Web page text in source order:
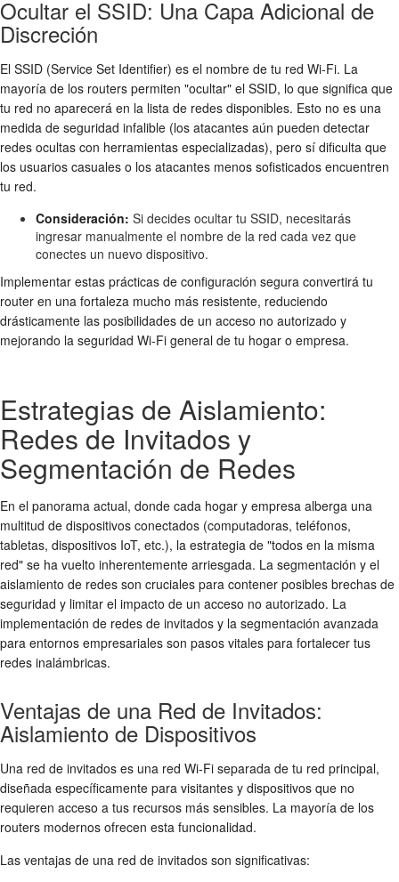
Ocultar el SSID: Una Capa Adicional de
Discreción
El SSID (Service Set Identifier) es el nombre de tu red Wi-Fi. La
mayoría de los routers permiten "ocultar" el SSID, lo que significa que
tu red no aparecerá en la lista de redes disponibles. Esto no es una
medida de seguridad infalible (los atacantes aún pueden detectar
redes ocultas con herramientas especializadas), pero sí dificulta que
los usuarios casuales o los atacantes menos sofisticados encuentren
tu red.
Consideración: Si decides ocultar tu SSID, necesitarás
ingresar manualmente el nombre de la red cada vez que
conectes un nuevo dispositivo.
Implementar estas prácticas de configuración segura convertirá tu
router en una fortaleza mucho más resistente, reduciendo
drásticamente las posibilidades de un acceso no autorizado y
mejorando la seguridad Wi-Fi general de tu hogar o empresa.
Estrategias de Aislamiento:
Redes de Invitados y
Segmentación de Redes
En el panorama actual, donde cada hogar y empresa alberga una
multitud de dispositivos conectados (computadoras, teléfonos,
tabletas, dispositivos IoT, etc.), la estrategia de "todos en la misma
red" se ha vuelto inherentemente arriesgada. La segmentación y el
aislamiento de redes son cruciales para contener posibles brechas de
seguridad y limitar el impacto de un acceso no autorizado. La
implementación de redes de invitados y la segmentación avanzada
para entornos empresariales son pasos vitales para fortalecer tus
redes inalámbricas.
Ventajas de una Red de Invitados:
Aislamiento de Dispositivos
Una red de invitados es una red Wi-Fi separada de tu red principal,
diseñada específicamente para visitantes y dispositivos que no
requieren acceso a tus recursos más sensibles. La mayoría de los
routers modernos ofrecen esta funcionalidad.
Las ventajas de una red de invitados son significativas: